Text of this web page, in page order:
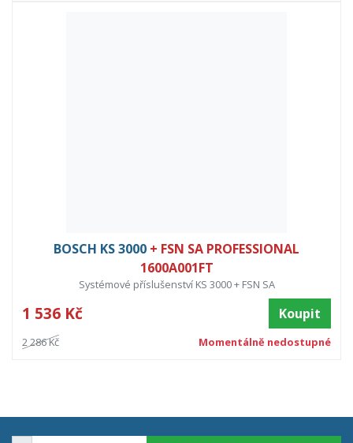
BOSCH KS 3000 + FSN SA PROFESSIONAL
1600A001FT
Systémové příslušenství KS 3000 + FSN SA
1 536 Kč Koupit
2 286 Kč Momentálně nedostupné